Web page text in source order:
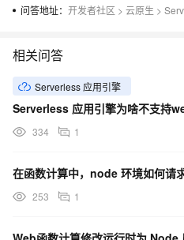
问答地址： 开发者社区 > 云原生 >
相关问答
Serverless 应用引擎
334 1
在函数计算中，node 环境如何请
253 1